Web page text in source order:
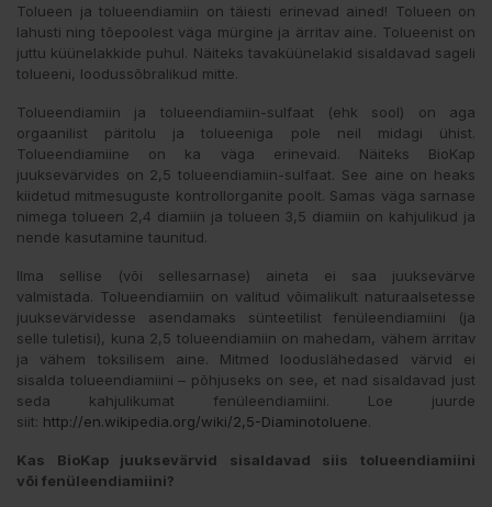
Tolueen ja tolueendiamiin on täiesti erinevad ained! Tolueen on
lahusti ning tõepoolest väga mürgine ja ärritav aine. Tolueenist on
juttu küünelakkide puhul. Näiteks tavaküünelakid sisaldavad sageli
tolueeni, loodussõbralikud mitte.
Tolueendiamiin ja tolueendiamiin-sulfaat (ehk sool) on aga
orgaanilist päritolu ja tolueeniga pole neil midagi ühist.
Tolueendiamiine on ka väga erinevaid. Näiteks BioKap
juuksevärvides on 2,5 tolueendiamiin-sulfaat. See aine on heaks
kiidetud mitmesuguste kontrollorganite poolt. Samas väga sarnase
nimega tolueen 2,4 diamiin ja tolueen 3,5 diamiin on kahjulikud ja
nende kasutamine taunitud.
Ilma sellise (või sellesarnase) aineta ei saa juuksevärve
valmistada. Tolueendiamiin on valitud võimalikult naturaalsetesse
juuksevärvidesse asendamaks sünteetilist fenüleendiamiini (ja
selle tuletisi), kuna 2,5 tolueendiamiin on mahedam, vähem ärritav
ja vähem toksilisem aine. Mitmed looduslähedased värvid ei
sisalda tolueendiamiini – põhjuseks on see, et nad sisaldavad just
seda kahjulikumat fenüleendiamiini. Loe juurde
siit: http://en.wikipedia.org/wiki/2,5-Diaminotoluene.
Kas BioKap juuksevärvid sisaldavad siis tolueendiamiini
või fenüleendiamiini?